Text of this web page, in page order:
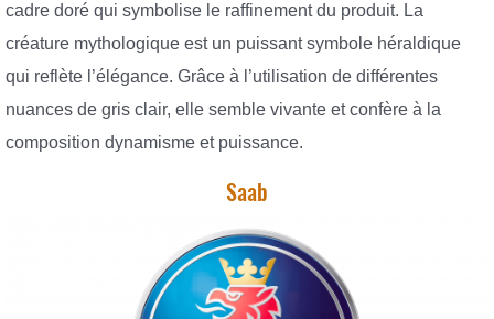
cadre doré qui symbolise le raffinement du produit. La
créature mythologique est un puissant symbole héraldique
qui reflète l’élégance. Grâce à l’utilisation de différentes
nuances de gris clair, elle semble vivante et confère à la
composition dynamisme et puissance.
Saab